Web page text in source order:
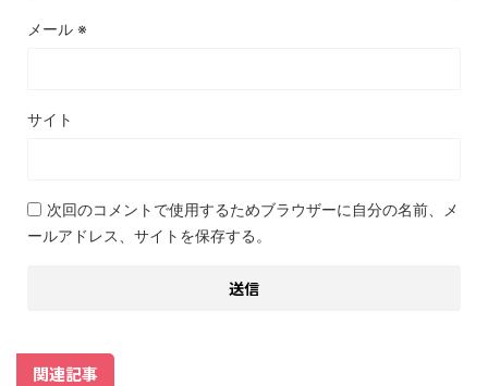
メール ※
サイト
次回のコメントで使用するためブラウザーに自分の名前、メ
ールアドレス、サイトを保存する。
関連記事